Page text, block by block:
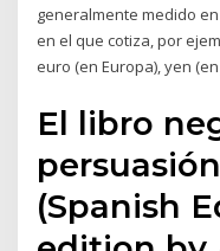
generalmente medido
en el que cotiza, por
euro (en Europa), yen
El libro
(Spanish